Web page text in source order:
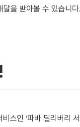
을 받아볼 수 있습니다.
인 ‘파바 딜리버리